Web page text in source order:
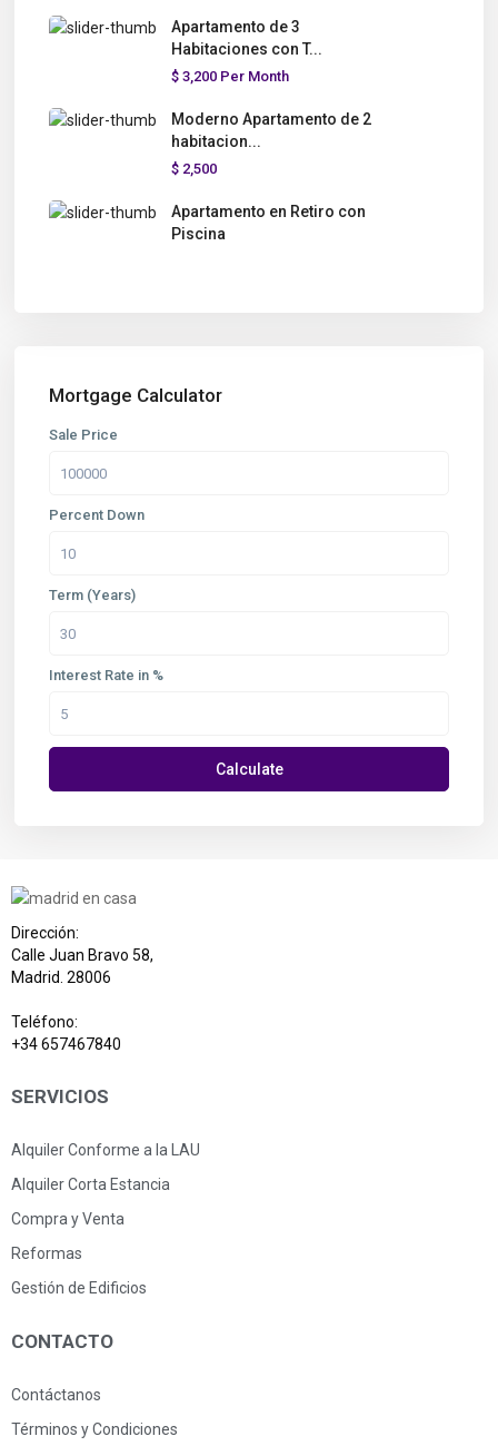
Apartamento de 3
Habitaciones con T...
$ 3,200 Per Month
Moderno Apartamento de 2
habitacion...
$ 2,500
Apartamento en Retiro con
Piscina
Mortgage Calculator
Sale Price
Percent Down
Term (Years)
Interest Rate in %
Calculate
Dirección:
Calle Juan Bravo 58,
Madrid. 28006
Teléfono:
+34 657467840
SERVICIOS
Alquiler Conforme a la LAU
Alquiler Corta Estancia
Compra y Venta
Reformas
Gestión de Edificios
CONTACTO
Contáctanos
Términos y Condiciones